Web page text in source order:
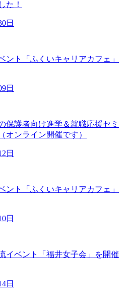
た！
日
ト「ふくいキャリアカフェ」
日
護者向け進学＆就職応援セミ
オンライン開催です）
日
ト「ふくいキャリアカフェ」
日
ベント「福井女子会」を開催
日